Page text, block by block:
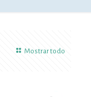
Mostrar todo